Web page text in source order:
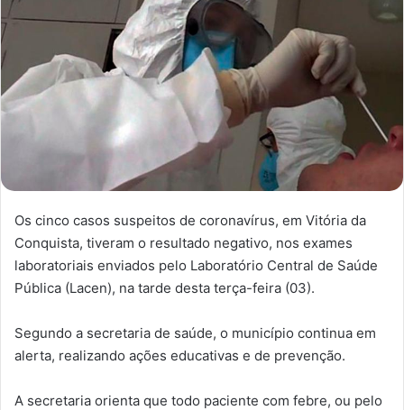
Os cinco casos suspeitos de coronavírus, em Vitória da
Conquista, tiveram o resultado negativo, nos exames
laboratoriais enviados pelo Laboratório Central de Saúde
Pública (Lacen), na tarde desta terça-feira (03).
Segundo a secretaria de saúde, o município continua em
alerta, realizando ações educativas e de prevenção.
A secretaria orienta que todo paciente com febre, ou pelo